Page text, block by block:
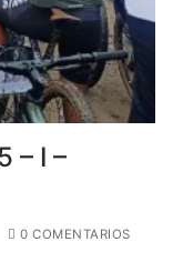
– I –
0 COMENTARIOS